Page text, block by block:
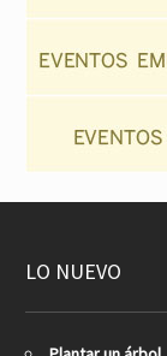
LO NUEVO